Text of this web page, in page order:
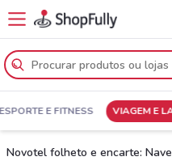
E FITNESS VIAGEM E
Novotel folheto e encarte: